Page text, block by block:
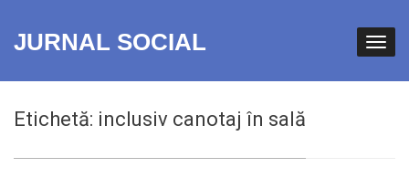
JURNAL SOCIAL
Etichetă: inclusiv canotaj în sală